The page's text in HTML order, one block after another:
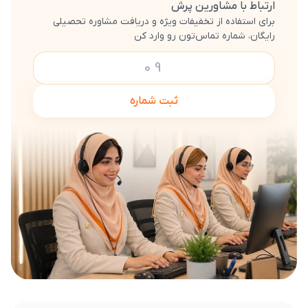
ارتباط با مشاورین پرش
برای استفاده از تخفیفات ویژه و دریافت مشاوره تحصیلی
رایگان، شماره تماس‌تون رو وارد کن
ثبت شماره